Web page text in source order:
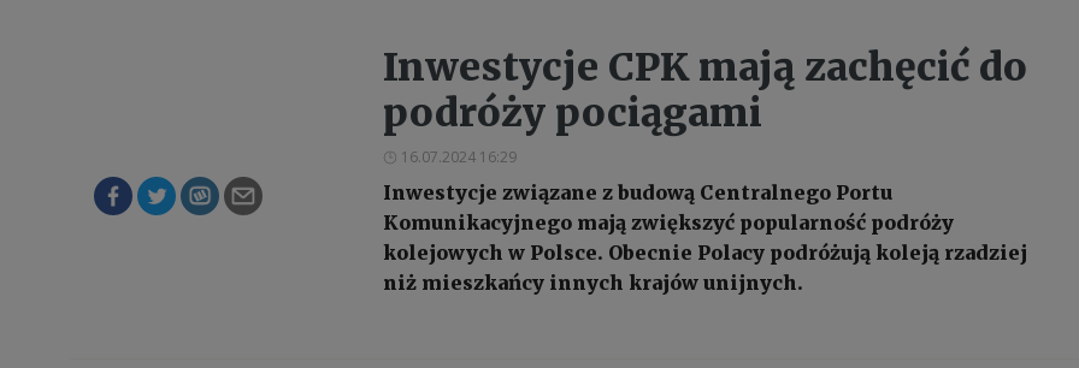
Inwestycje CPK mają zachęcić do
podróży pociągami
16.07.2024 16:29
Inwestycje związane z budową Centralnego Portu
Komunikacyjnego mają zwiększyć popularność podróży
kolejowych w Polsce. Obecnie Polacy podróżują koleją rzadziej
niż mieszkańcy innych krajów unijnych.